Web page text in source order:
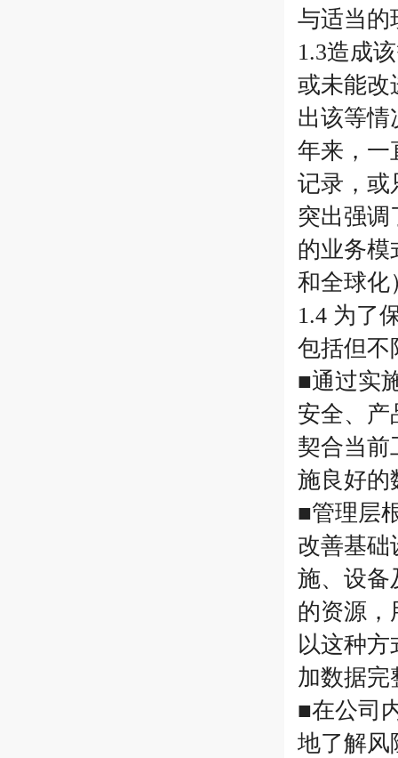
与适当的
1.3造成
或未能改
出该等情
年来，一
记录，或
突出强调
的业务模
和全球化
1.4 为了
包括但不
■通过实
安全、产
契合当前
施良好的
■管理层
改善基础
施、设备
的资源，
以这种
加数据完
■在公司
地了解风